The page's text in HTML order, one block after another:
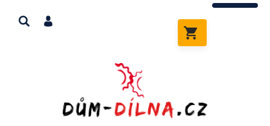
obsah
KOŠÍK